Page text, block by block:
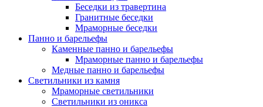
Беседки из травертина
Гранитные беседки
Мраморные беседки
Панно и барельефы
Каменные панно и барельефы
Мраморные панно и барельефы
Медные панно и барельефы
Светильники из камня
Мраморные светильники
Светильники из оникса